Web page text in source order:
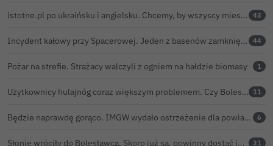
istotne.pl po ukraińsku i angielsku. Chcemy, by wszyscy mieszkańcy żyli sprawami Bolesławca 43
Incydent kałowy przy Spacerowej. Jeden z basenów zamknięty do odwołania 44
Pożar na strefie. Strażacy walczyli z ogniem na hałdzie biomasy 1
Użytkownicy hulajnóg coraz większym problemem. Czy Bolesławiec powinien pójść śladem Gniezna? 11
Będzie naprawdę gorąco. IMGW wydało ostrzeżenie dla powiatu bolesławieckiego 6
Słonie wróciły do Bolesławca. Skoro już są, powinny dostać imiona? 31